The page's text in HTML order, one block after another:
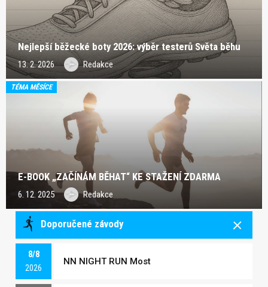
Nejlepší běžecké boty 2026: výběr testerů Světa běhu
13. 2. 2026 Redakce
TÉMA MĚSÍCE
E-BOOK „ZAČÍNÁM BĚHAT“ KE STAŽENÍ ZDARMA
6. 12. 2025 Redakce
Doporučené závody
8/8
2026
NN NIGHT RUN Most